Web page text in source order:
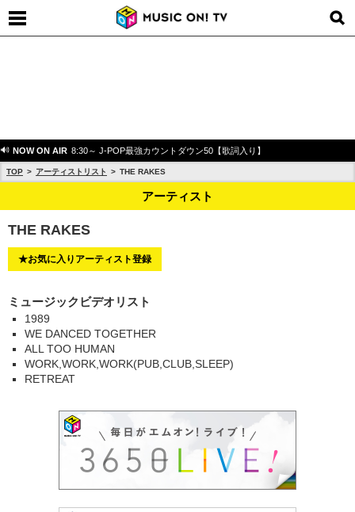
NOW ON AIR 8:30～ J-POP最強カウントダウン50【歌詞入り】
TOP アーティストリスト THE RAKES
アーティスト
THE RAKES
★お気に入りアーティスト登録
ミュージックビデオリスト
1989
WE DANCED TOGETHER
ALL TOO HUMAN
WORK,WORK,WORK(PUB,CLUB,SLEEP)
RETREAT